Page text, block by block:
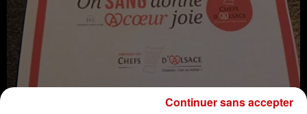
Continuer sans accepter